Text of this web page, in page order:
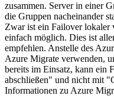
zusammen. Server in einer
die Gruppen nacheinander
Zwar ist ein Failover lokaler
einfach möglich. Dies ist
empfehlen. Anstelle des
Azure Migrate verwenden,
bereits im Einsatz, kann ein
abschließen" und nicht mit
Informationen zu Azure